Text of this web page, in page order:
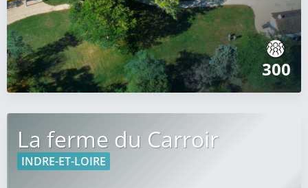
300
La ferme du Carroir
INDRE-ET-LOIRE